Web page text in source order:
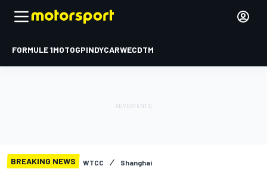
FORMULE 1MOTOGPINDYCARWECDTM
BREAKING NEWS WTCC Shanghai